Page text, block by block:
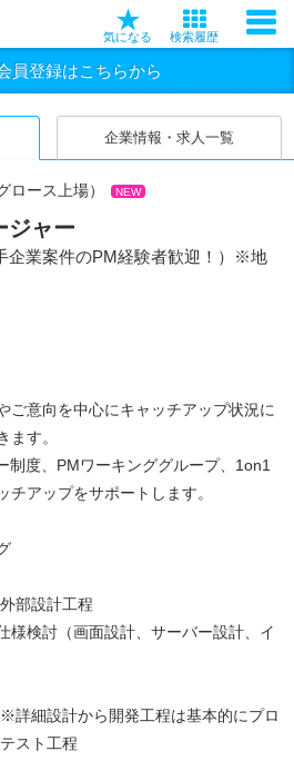
気になる 検索履歴
員登録はこちらから
企業情報・求人一覧
ロース上場） NEW
ジャー
企業案件のPM経験者歓迎！）※地
ご意向を中心にキャッチアップ状況に
ます。
制度、PMワーキンググループ、1on1
アップをサポートします。
部設計工程
様検討（画面設計、サーバー設計、イ
細設計から開発工程は基本的にプロ
スト工程